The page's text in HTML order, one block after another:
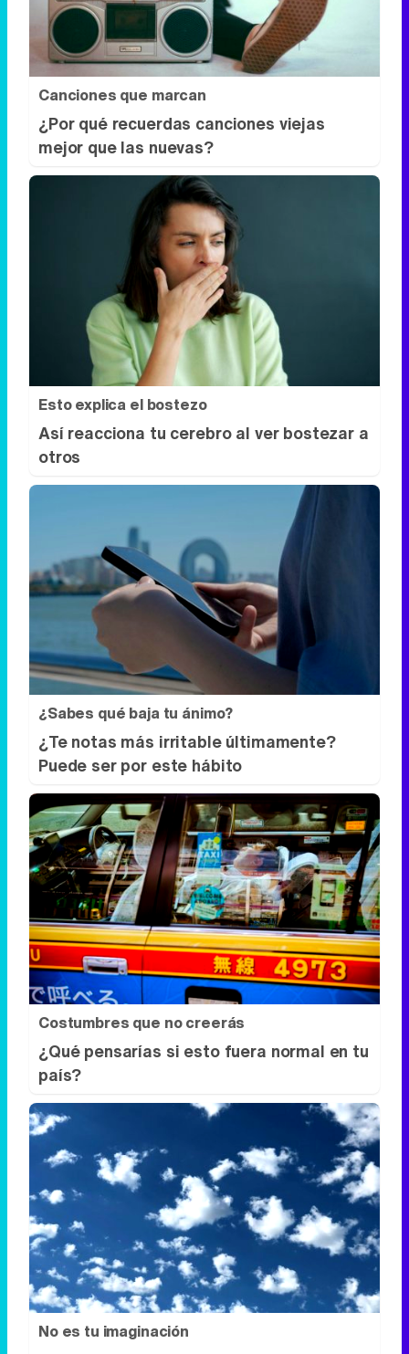
Canciones que marcan
¿Por qué recuerdas canciones viejas
mejor que las nuevas?
Esto explica el bostezo
Así reacciona tu cerebro al ver bostezar a
otros
¿Sabes qué baja tu ánimo?
¿Te notas más irritable últimamente?
Puede ser por este hábito
Costumbres que no creerás
¿Qué pensarías si esto fuera normal en tu
país?
No es tu imaginación